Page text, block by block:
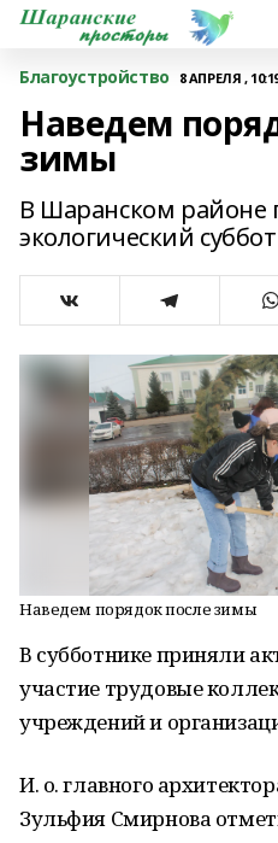
Благоустройство 8 АПРЕЛЯ ,
Наведем
зимы
В Шаранском районе
экологический
Наведем порядок после зимы
В субботнике приняли
участие трудовые
учреждений и
И. о. главного
Зульфия Смирнова